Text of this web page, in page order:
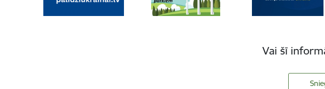
Vai šī